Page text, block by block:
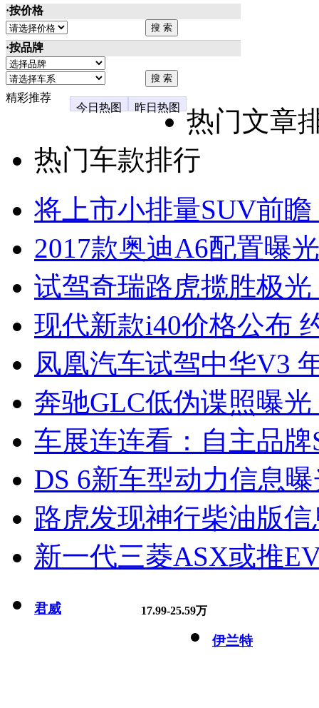
·按价格
·按品牌
精彩推荐
今日热图
昨日热图
热门文章
热门车款排行
将上市小排量SUV前
2017款奥迪A6配置曝
试驾奇瑞路虎揽胜极
现代新款i40价格公布
凤凰汽车试驾中华V3
奔驰GLC低伪谍照曝
车展连连看：自主品牌
DS 6新车型动力信息
路虎发现神行柴油版
新一代三菱ASX或推
君威 17.99-25.59万
伊兰特